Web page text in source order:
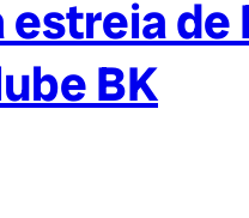
estreia
BK